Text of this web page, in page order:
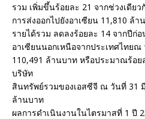
รวม เพิ่มขึ้นร้อยละ 21 จากช่วงเดีย
การส่งออกไปยังอาเซียน 11,810 ล้
รายได้รวม ลดลงร้อยละ 14 จากปีก่
อาเซียนนอกเหนือจากประเทศไทย
110,491 ล้านบาท หรือประมาณร้อ
บริษัท
สินทรัพย์รวมของเอสซีจี ณ วันที่ 31
ล้านบาท
ผลการดำเนินงานในไตรมาสที่ 1 ปี